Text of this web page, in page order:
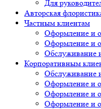
Для
Авторская
Частным клиентам
Оформление и
Оформление и
Обслуживание
Корпоративным
Обслуживание
Оформление и
Оформление и
Оформление и